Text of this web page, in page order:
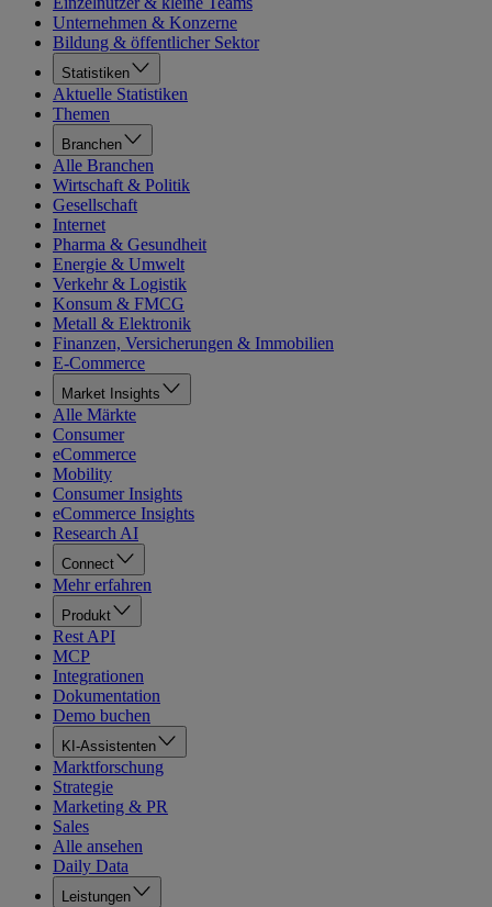
Unternehmen & Konzerne
Bildung & öffentlicher Sektor
Statistiken
Aktuelle Statistiken
Themen
Branchen
Alle Branchen
Wirtschaft & Politik
Gesellschaft
Internet
Pharma & Gesundheit
Energie & Umwelt
Verkehr & Logistik
Konsum & FMCG
Metall & Elektronik
Finanzen, Versicherungen & Immobilien
E-Commerce
Market Insights
Alle Märkte
Consumer
eCommerce
Mobility
Consumer Insights
eCommerce Insights
Research AI
Connect
Mehr erfahren
Produkt
Rest API
MCP
Integrationen
Dokumentation
Demo buchen
KI-Assistenten
Marktforschung
Strategie
Marketing & PR
Sales
Alle ansehen
Daily Data
Leistungen